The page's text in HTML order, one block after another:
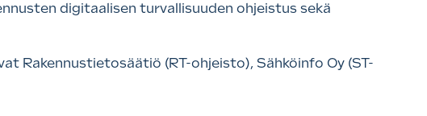
digitaalisen turvallisuuden ohjeistus sekä
Rakennustietosäätiö (RT-ohjeisto), Sähköinfo Oy (ST-